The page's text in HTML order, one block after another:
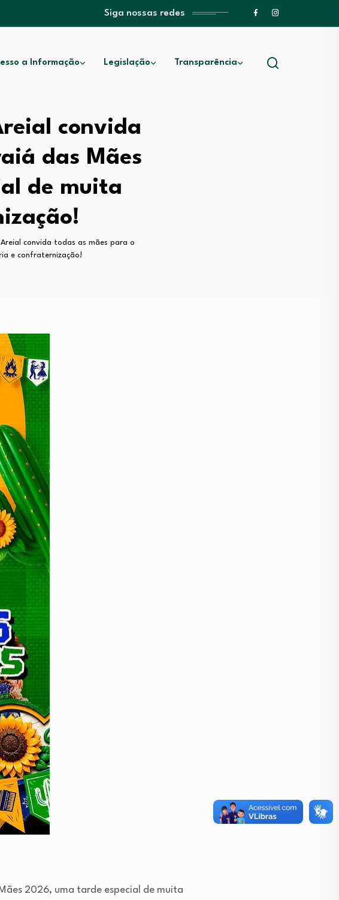
Siga nossas redes
a Informação Legislação Transparência
convida
das Mães
de muita
convida todas as mães para o
e confraternização!
2026, uma tarde especial de muita